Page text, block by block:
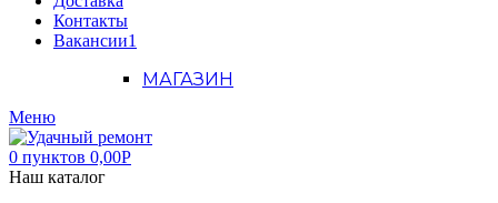
Контакты
Вакансии1
МАГАЗИН
Меню
0 пунктов 0,00Р
Наш каталог